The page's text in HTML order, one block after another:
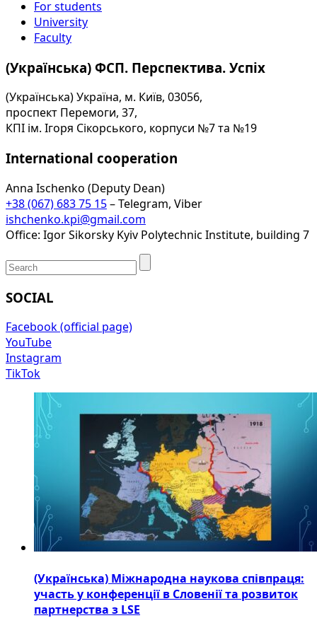
For students
University
Faculty
(Українська) ФСП. Перспектива. Успіх
(Українська) Україна, м. Київ, 03056,
проспект Перемоги, 37,
КПІ ім. Ігоря Сікорського, корпуси №7 та №19
International cooperation
Anna Ischenko (Deputy Dean)
+38 (067) 683 75 15– Telegram, Viber
ishchenko.kpi@gmail.com
Office: Igor Sikorsky Kyiv Polytechnic Institute, building 7
SOCIAL
Facebook (official page)
YouTube
Instagram
TikTok
(Українська) Міжнародна наукова співпраця:
участь у конференції в Словенії та розвиток
партнерства з LSE